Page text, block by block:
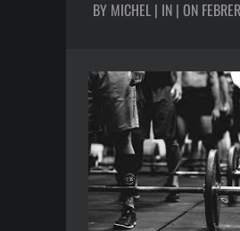
BY MICHEL | IN | ON